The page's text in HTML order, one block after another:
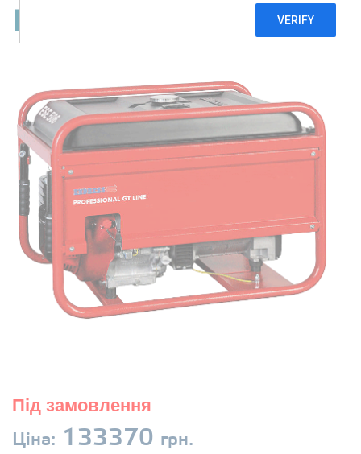
ES
Під замовлення
Ціна: 133370 грн.